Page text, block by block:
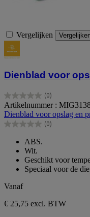
Vergelijken
Dienblad voor
(0)
0.0
van
de
5
Artikelnummer :
Dienblad voor opslag en
(0)
0.0
sterren.
ABS.
Wit.
Geschikt voor
Speciaal voor de
Vanaf
€ 25,75 excl. BTW